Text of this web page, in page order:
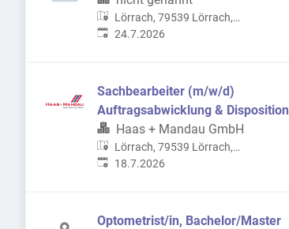
Lörrach, 79539 Lörrach,
Deutschland
Veröffentlicht:
24.7.2026
Sachbearbeiter (m/w/d)
Auftragsabwicklung & Disposition
Haas + Mandau GmbH
Lörrach, 79539 Lörrach,
Deutschland
Veröffentlicht:
18.7.2026
Optometrist/in, Bachelor/Master